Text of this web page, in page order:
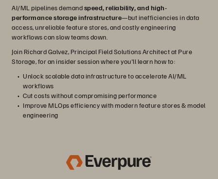
AI/ML pipelines demandspeed, reliability, and high-
performance storage infrastructure—but inefficiencies in data
access, unreliable feature stores, and costly engineering
workflows can slow teams down.
Join Richard Galvez, Principal Field Solutions Architect at Pure
Storage, for an insider session where you'll learn how to:
Unlock scalable data infrastructure to accelerate AI/ML
workflows
Cut costs without compromising performance
Improve MLOps efficiency with modern feature stores & model
engineering